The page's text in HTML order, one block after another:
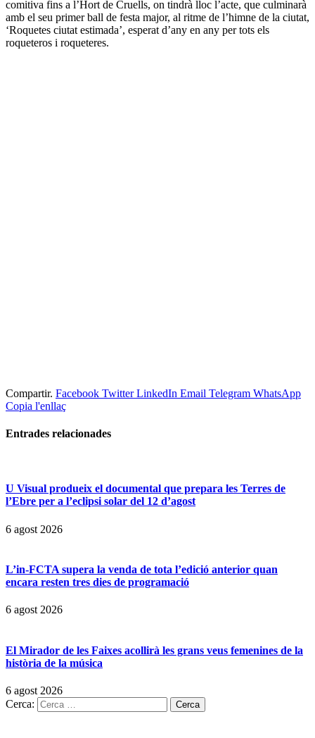
comitiva fins a l’Hort de Cruells, on tindrà lloc l’acte, que culminarà
amb el seu primer ball de festa major, al ritme de l’himne de la ciutat,
‘Roquetes ciutat estimada’, esperat d’any en any per tots els
roqueteros i roqueteres.
Compartir. Facebook Twitter LinkedIn Email Telegram WhatsApp
Copia l'enllaç
Entrades relacionades
U Visual produeix el documental que prepara les Terres de
l’Ebre per a l’eclipsi solar del 12 d’agost
6 agost 2026
L’in-FCTA supera la venda de tota l’edició anterior quan
encara resten tres dies de programació
6 agost 2026
El Mirador de les Faixes acollirà les grans veus femenines de la
història de la música
6 agost 2026
Cerca: